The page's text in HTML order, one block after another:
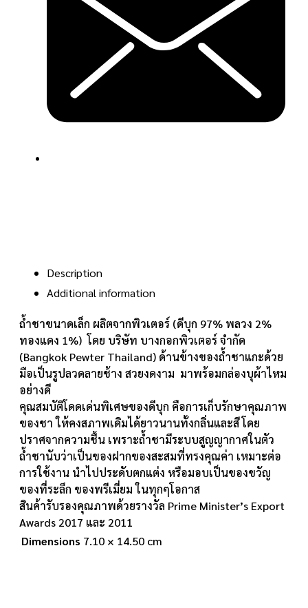
Description
Additional information
ถ้ำชาขนาดเล็ก ผลิตจากพิวเตอร์ (ดีบุก 97% พลวง 2%
ทองแดง 1%) โดย บริษัท บางกอกพิวเตอร์ จำกัด
(Bangkok Pewter Thailand) ด้านข้างของถ้ำชาแกะด้วย
มือเป็นรูปลวดลายช้าง สวยงดงาม มาพร้อมกล่องบุผ้าไหม
อย่างดี
คุณสมบัติโดดเด่นพิเศษของดีบุก คือการเก็บรักษาคุณภาพ
ของชา ให้คงสภาพเดิมได้ยาวนานทั้งกลิ่นและสี โดย
ปราศจากความชื้น เพราะถ้ำชามีระบบสูญญากาศในตัว
ถ้ำชานับว่าเป็นของฝากของสะสมที่ทรงคุณค่า เหมาะต่อ
การใช้งาน นำไปประดับตกแต่ง หรือมอบเป็นของขวัญ
ของที่ระลึก ของพรีเมี่ยม ในทุกๆโอกาส
สินค้ารับรองคุณภาพด้วยรางวัล Prime Minister’s Export
Awards 2017 และ 2011
Dimensions 7.10 × 14.50 cm